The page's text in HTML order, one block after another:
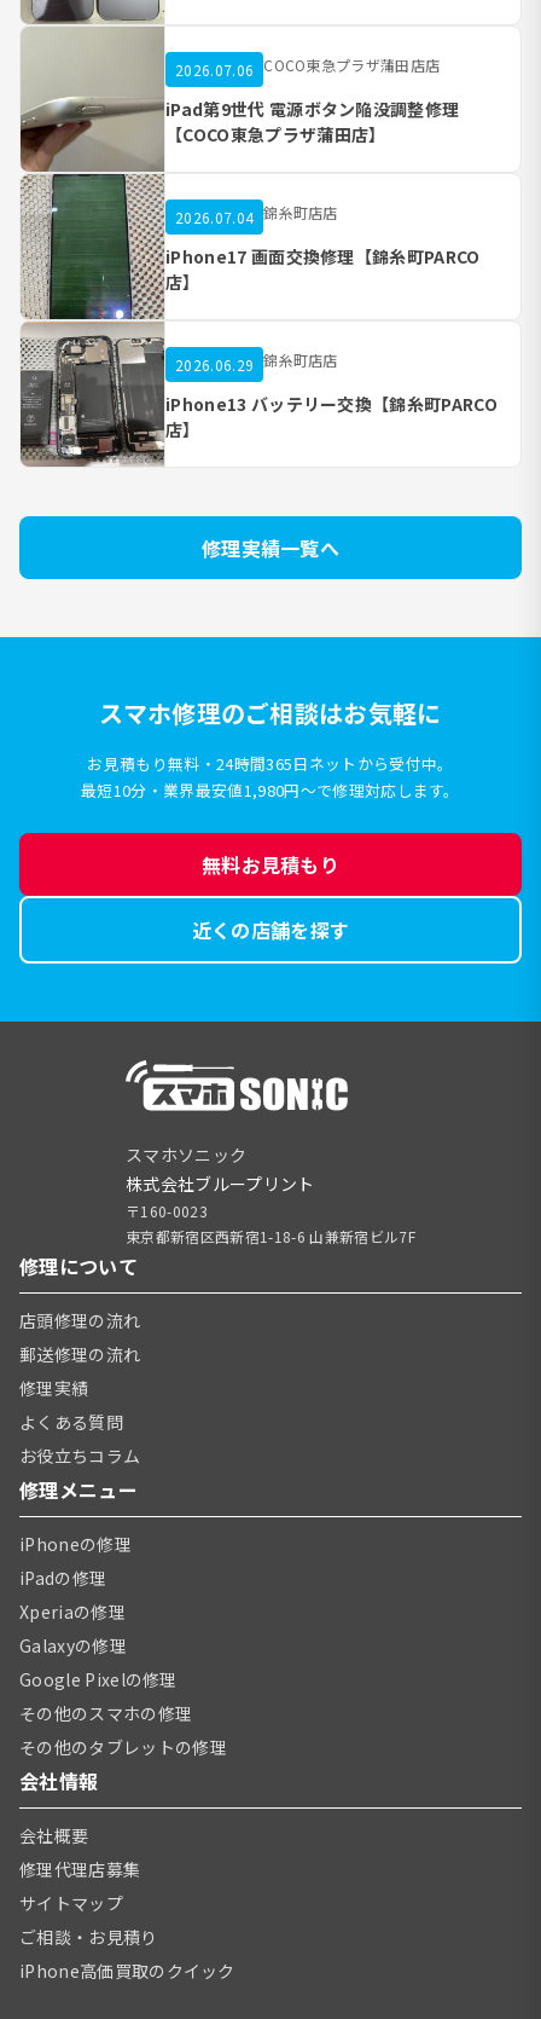
2026.07.06 COCO東急プラザ蒲田店店
iPad第9世代 電源ボタン陥没調整修理
【COCO東急プラザ蒲田店】
2026.07.04 錦糸町店店
iPhone17 画面交換修理【錦糸町PARCO
店】
2026.06.29 錦糸町店店
iPhone13 バッテリー交換【錦糸町PARCO
店】
修理実績一覧へ
スマホ修理のご相談はお気軽に
お見積もり無料・24時間365日ネットから受付中。
最短10分・業界最安値1,980円〜で修理対応します。
無料お見積もり
近くの店舗を探す
スマホソニック
株式会社ブループリント
〒160-0023
東京都新宿区西新宿1-18-6 山兼新宿ビル7F
修理について
店頭修理の流れ
郵送修理の流れ
修理実績
よくある質問
お役立ちコラム
修理メニュー
iPhoneの修理
iPadの修理
Xperiaの修理
Galaxyの修理
Google Pixelの修理
その他のスマホの修理
その他のタブレットの修理
会社情報
会社概要
修理代理店募集
サイトマップ
ご相談・お見積り
iPhone高価買取のクイック